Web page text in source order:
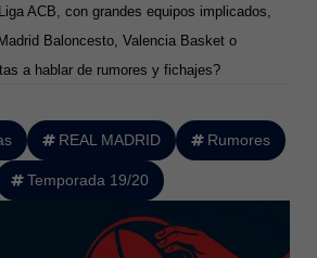
ACB, con grandes equipos implicados,
Baloncesto, Valencia Basket o
a hablar de rumores y fichajes?
REAL MADRID Rumores
Temporada 19/20